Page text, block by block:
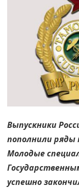
Выпускники
пополнили ряды
Молодые
успешно